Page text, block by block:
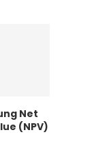
Net
(NPV)